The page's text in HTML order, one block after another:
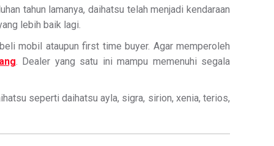
tahun lamanya, daihatsu telah menjadi kendaraan
lebih baik lagi.
mobil ataupun first time buyer. Agar memperoleh
. Dealer yang satu ini mampu memenuhi segala
seperti daihatsu ayla, sigra, sirion, xenia, terios,